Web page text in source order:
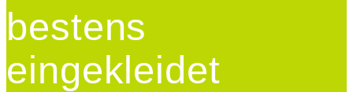
bestens
eingekleidet